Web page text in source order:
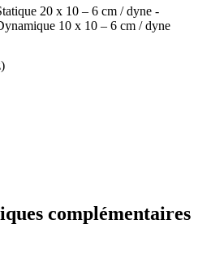
20 x 10 – 6 cm / dyne -
10 x 10 – 6 cm / dyne
complémentaires